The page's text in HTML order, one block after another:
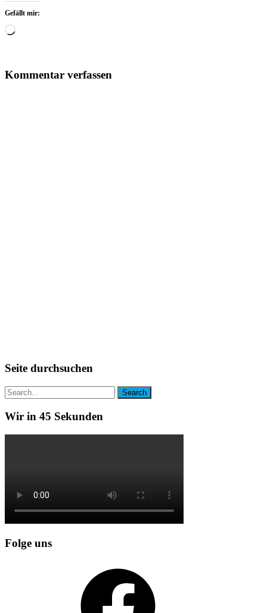
Gefällt mir:
Wird
Kommentar verfassen
Seite durchsuchen
Wir in 45 Sekunden
Folge uns